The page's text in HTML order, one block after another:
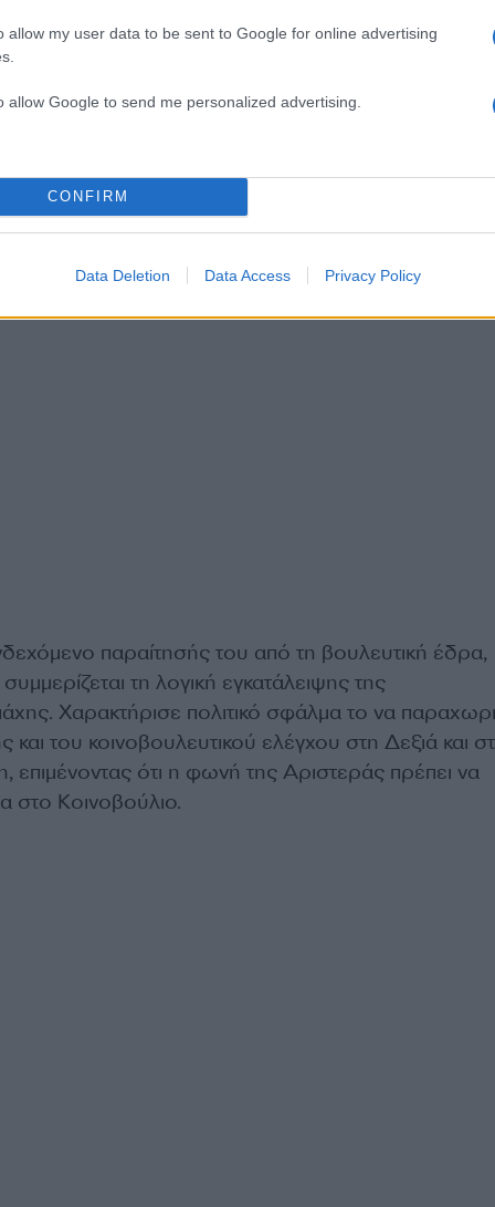
allow my user data to be sent to Google for online advertising
allow Google to send me personalized advertising.
CONFIRM
Data Deletion Data Access Privacy Policy
παραίτησής του από τη βουλευτική έδρα,
τη λογική εγκατάλειψης της
Χαρακτήρισε πολιτικό σφάλμα το να
και του κοινοβουλευτικού ελέγχου στη Δεξιά και
επιμένοντας ότι η φωνή της Αριστεράς πρέπει να
στο Κοινοβούλιο.